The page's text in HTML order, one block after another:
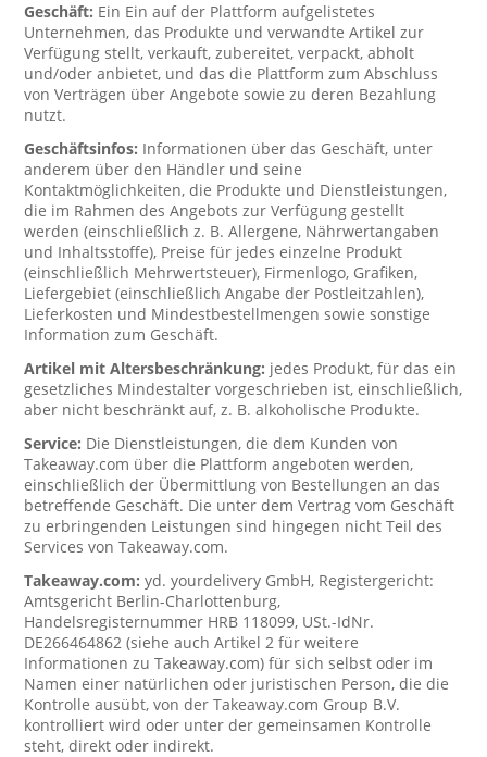
Geschäft: Ein Ein auf der Plattform aufgelistetes
Unternehmen, das Produkte und verwandte Artikel zur
Verfügung stellt, verkauft, zubereitet, verpackt, abholt
und/oder anbietet, und das die Plattform zum Abschluss
von Verträgen über Angebote sowie zu deren Bezahlung
nutzt.
Geschäftsinfos: Informationen über das Geschäft, unter
anderem über den Händler und seine
Kontaktmöglichkeiten, die Produkte und Dienstleistungen,
die im Rahmen des Angebots zur Verfügung gestellt
werden (einschließlich z. B. Allergene, Nährwertangaben
und Inhaltsstoffe), Preise für jedes einzelne Produkt
(einschließlich Mehrwertsteuer), Firmenlogo, Grafiken,
Liefergebiet (einschließlich Angabe der Postleitzahlen),
Lieferkosten und Mindestbestellmengen sowie sonstige
Information zum Geschäft.
Artikel mit Altersbeschränkung: jedes Produkt, für das ein
gesetzliches Mindestalter vorgeschrieben ist, einschließlich,
aber nicht beschränkt auf, z. B. alkoholische Produkte.
Service: Die Dienstleistungen, die dem Kunden von
Takeaway.com über die Plattform angeboten werden,
einschließlich der Übermittlung von Bestellungen an das
betreffende Geschäft. Die unter dem Vertrag vom Geschäft
zu erbringenden Leistungen sind hingegen nicht Teil des
Services von Takeaway.com.
Takeaway.com:yd. yourdelivery GmbH, Registergericht:
Amtsgericht Berlin-Charlottenburg,
Handelsregisternummer HRB 118099, USt.-IdNr.
DE266464862 (siehe auch Artikel 2 für weitere
Informationen zu Takeaway.com) für sich selbst oder im
Namen einer natürlichen oder juristischen Person, die die
Kontrolle ausübt, von der Takeaway.com Group B.V.
kontrolliert wird oder unter der gemeinsamen Kontrolle
steht, direkt oder indirekt.